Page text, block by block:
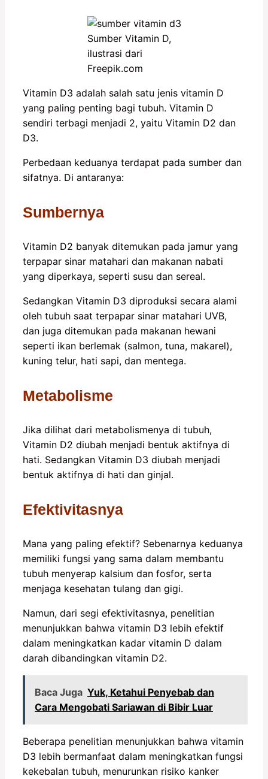
Sumber Vitamin D,
ilustrasi dari
Freepik.com
Vitamin D3 adalah salah satu jenis vitamin D
yang paling penting bagi tubuh. Vitamin D
sendiri terbagi menjadi 2, yaitu Vitamin D2 dan
D3.
Perbedaan keduanya terdapat pada sumber dan
sifatnya. Di antaranya:
Sumbernya
Vitamin D2 banyak ditemukan pada jamur yang
terpapar sinar matahari dan makanan nabati
yang diperkaya, seperti susu dan sereal.
Sedangkan Vitamin D3 diproduksi secara alami
oleh tubuh saat terpapar sinar matahari UVB,
dan juga ditemukan pada makanan hewani
seperti ikan berlemak (salmon, tuna, makarel),
kuning telur, hati sapi, dan mentega.
Metabolisme
Jika dilihat dari metabolismenya di tubuh,
Vitamin D2 diubah menjadi bentuk aktifnya di
hati. Sedangkan Vitamin D3 diubah menjadi
bentuk aktifnya di hati dan ginjal.
Efektivitasnya
Mana yang paling efektif? Sebenarnya keduanya
memiliki fungsi yang sama dalam membantu
tubuh menyerap kalsium dan fosfor, serta
menjaga kesehatan tulang dan gigi.
Namun, dari segi efektivitasnya, penelitian
menunjukkan bahwa vitamin D3 lebih efektif
dalam meningkatkan kadar vitamin D dalam
darah dibandingkan vitamin D2.
Baca Juga Yuk, Ketahui Penyebab dan
Cara Mengobati Sariawan di Bibir Luar
Beberapa penelitian menunjukkan bahwa vitamin
D3 lebih bermanfaat dalam meningkatkan fungsi
kekebalan tubuh, menurunkan risiko kanker